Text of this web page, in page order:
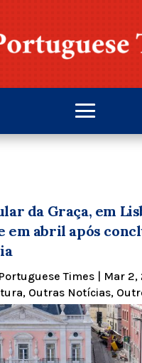
da Graça, em
em abril após
Portuguese Times| Mar 2,
, Outras Notícias,